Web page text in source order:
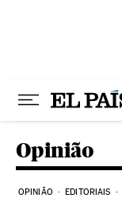
Opinião
OPINIÃO EDITORIAIS